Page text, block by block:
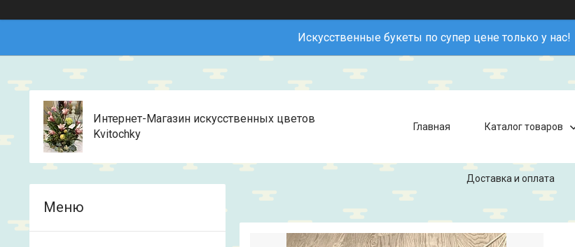
Искусственные букеты по супер цене только у нас!
Интернет-Магазин искусственных цветов
Kvitochky
Главная Каталог товаров
Доставка и оплата